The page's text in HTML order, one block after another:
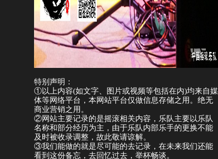
特别声明：
①以上内容(如文字、图片或视频等包括在内)均来自媒
体等网络平台，本网站平台仅做信息存储之用。绝无
商业营销之用。
②网站主要记录的是摇滚相关内容，乐队主要以乐队
名称和部分经历为主，由于乐队内部乐手的更换不能
及时被收录调整，故此敬请谅解。
③我们能做的就是尽可能的去记录，在未来我们还能
看到这份备忘，去回忆过去，举杯畅谈。